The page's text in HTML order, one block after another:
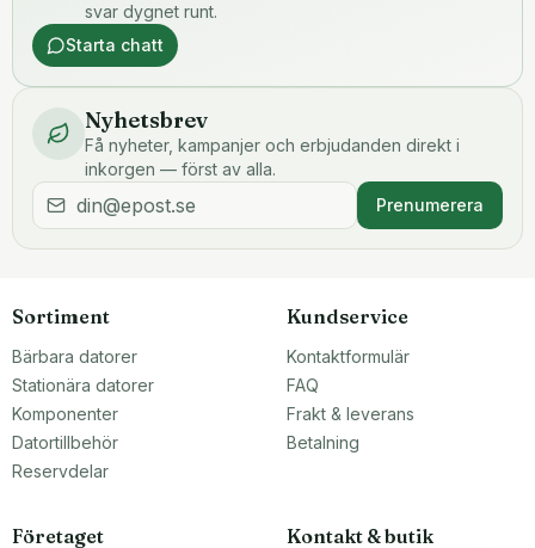
svar dygnet runt.
Starta chatt
Nyhetsbrev
Få nyheter, kampanjer och erbjudanden direkt i
inkorgen — först av alla.
Prenumerera
Sortiment
Bärbara datorer
Stationära datorer
Komponenter
Datortillbehör
Reservdelar
Kundservice
Kontaktformulär
FAQ
Frakt & leverans
Betalning
Företaget Kontakt & butik